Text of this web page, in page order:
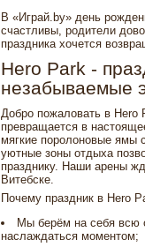
В «Играй.by» день
счастливы, родители
праздника хочется
Hero Park -
незабываемые
Добро пожаловать в
превращается в
мягкие поролоновые ямы
уютные зоны отдыха
празднику. Наши арены
Витебске.
Почему праздник в Hero
Мы берём на себя всю
наслаждаться моментом;